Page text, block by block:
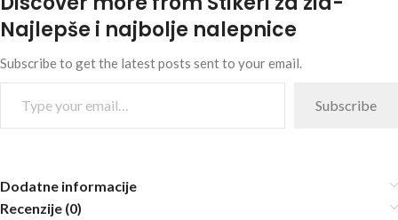
Najlepše i najbolje nalepnice
Subscribe to get the latest posts sent to your email.
Subscribe
Dodatne informacije
Recenzije (0)